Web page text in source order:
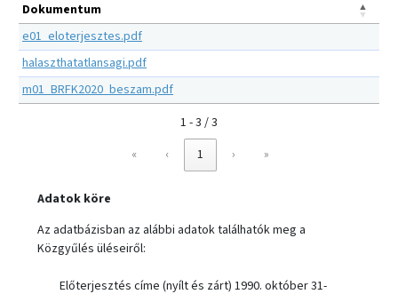
Dokumentum
e01_eloterjesztes.pdf
halaszthatatlansagi.pdf
m01_BRFK2020_beszam.pdf
1 - 3 / 3
«
‹ 1 › »
Adatok köre
Az adatbázisban az alábbi adatok találhatók meg a
Közgyűlés üléseiről:
Előterjesztés címe (nyílt és zárt) 1990. október 31-